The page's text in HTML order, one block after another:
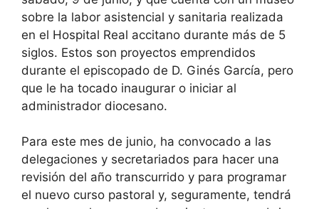
sobre la labor asistencial y sanitaria realizada
en el Hospital Real accitano durante más de 5
siglos. Estos son proyectos emprendidos
durante el episcopado de D. Ginés García, pero
que le ha tocado inaugurar o iniciar al
administrador diocesano.
Para este mes de junio, ha convocado a las
delegaciones y secretariados para hacer una
revisión del año transcurrido y para programar
el nuevo curso pastoral y, seguramente, tendrá